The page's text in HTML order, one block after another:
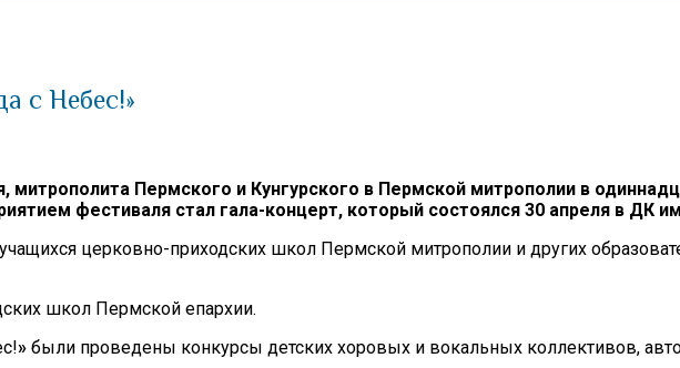
с Небес!»
Пермского и Кунгурского в Пермской митрополии в
фестиваля стал гала-концерт, который состоялся 30 апреля в ДК
церковно-приходских школ Пермской митрополии и других
школ Пермской епархии.
» были проведены конкурсы детских хоровых и вокальных коллективов,